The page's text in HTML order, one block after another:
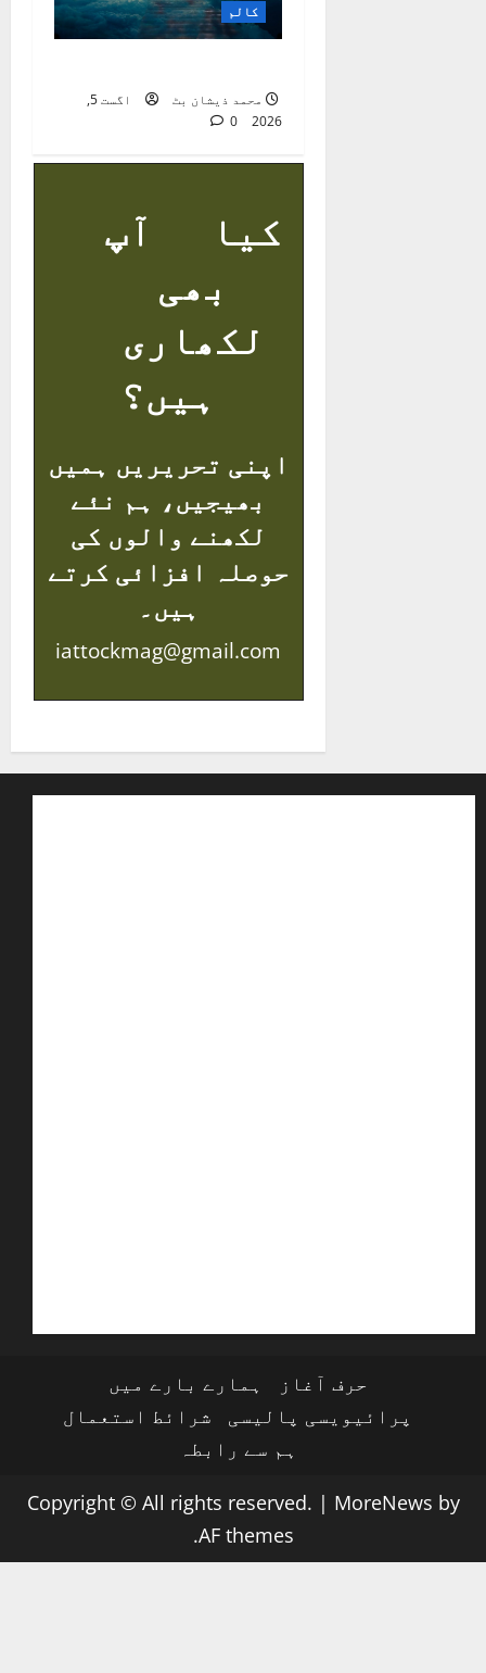
کالم
محمد ذیشان بٹ
اگست 5,
2026
0
کیا آپ
بھی
لکھاری
ہیں؟
اپنی تحریریں ہمیں
بھیجیں، ہم نئے
لکھنے والوں کی
حوصلہ افزائی کرتے
ہیں۔
iattockmag@gmail.com
حرف آغاز
ہمارے بارے میں
پرائیویسی پالیسی
شرائط استعمال
ہم سے رابطہ
Copyright © All rights reserved. | MoreNews by
AF themes.